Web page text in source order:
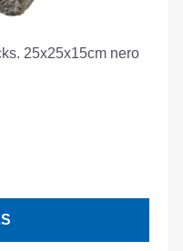
25x25x15cm nero